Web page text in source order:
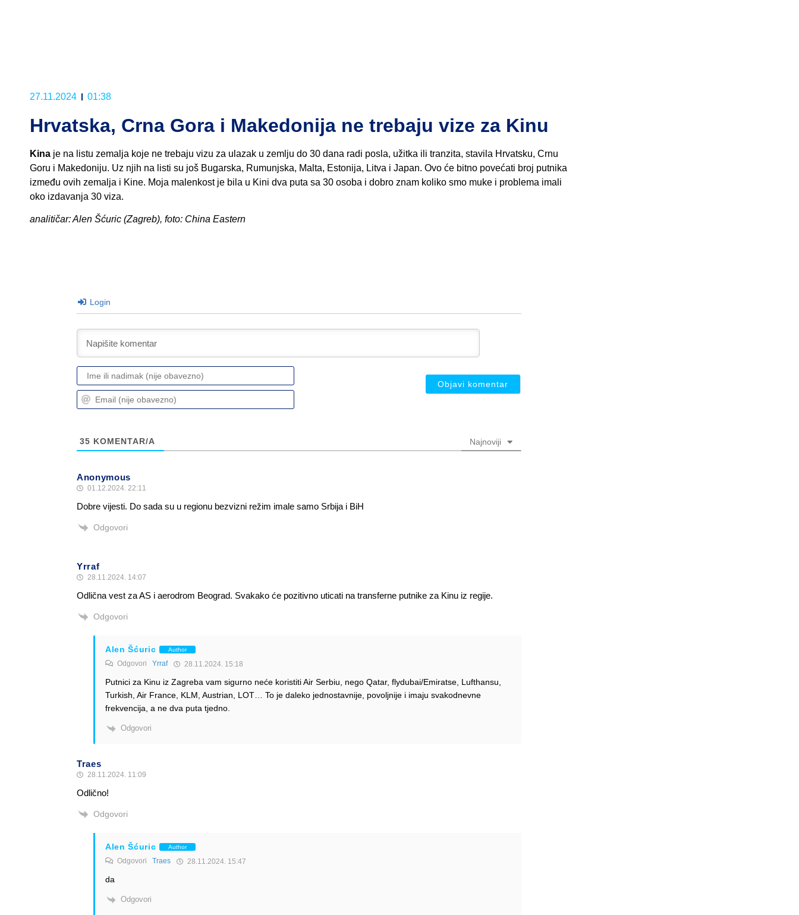
27.11.2024 01:38
Hrvatska, Crna Gora i Makedonija ne trebaju vize za Kinu
Kina je na listu zemalja koje ne trebaju vizu za ulazak u zemlju do 30 dana radi posla, užitka ili tranzita, stavila Hrvatsku, Crnu
Goru i Makedoniju. Uz njih na listi su još Bugarska, Rumunjska, Malta, Estonija, Litva i Japan. Ovo će bitno povećati broj putnika
između ovih zemalja i Kine. Moja malenkost je bila u Kini dva puta sa 30 osoba i dobro znam koliko smo muke i problema imali
oko izdavanja 30 viza.
analitičar: Alen Šćuric (Zagreb), foto: China Eastern
Login
Ime
ili
nadimak
Email
(nije
35 KOMENTAR/A Najnoviji
Anonymous
01.12.2024. 22:11
Dobre vijesti. Do sada su u regionu bezvizni režim imale samo Srbija i BiH
Odgovori
Yrraf
28.11.2024. 14:07
Odlična vest za AS i aerodrom Beograd. Svakako će pozitivno uticati na transferne putnike za Kinu iz regije.
Odgovori
Alen Šćuric Author
Odgovori Yrraf 28.11.2024. 15:18
Putnici za Kinu iz Zagreba vam sigurno neće koristiti Air Serbiu, nego Qatar, flydubai/Emiratse, Lufthansu,
Turkish, Air France, KLM, Austrian, LOT… To je daleko jednostavnije, povoljnije i imaju svakodnevne
frekvencija, a ne dva puta tjedno.
Odgovori
Traes
28.11.2024. 11:09
Odlično!
Odgovori
Alen Šćuric Author
Odgovori Traes 28.11.2024. 15:47
da
Odgovori